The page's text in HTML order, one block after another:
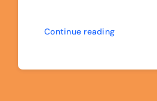
Continue reading